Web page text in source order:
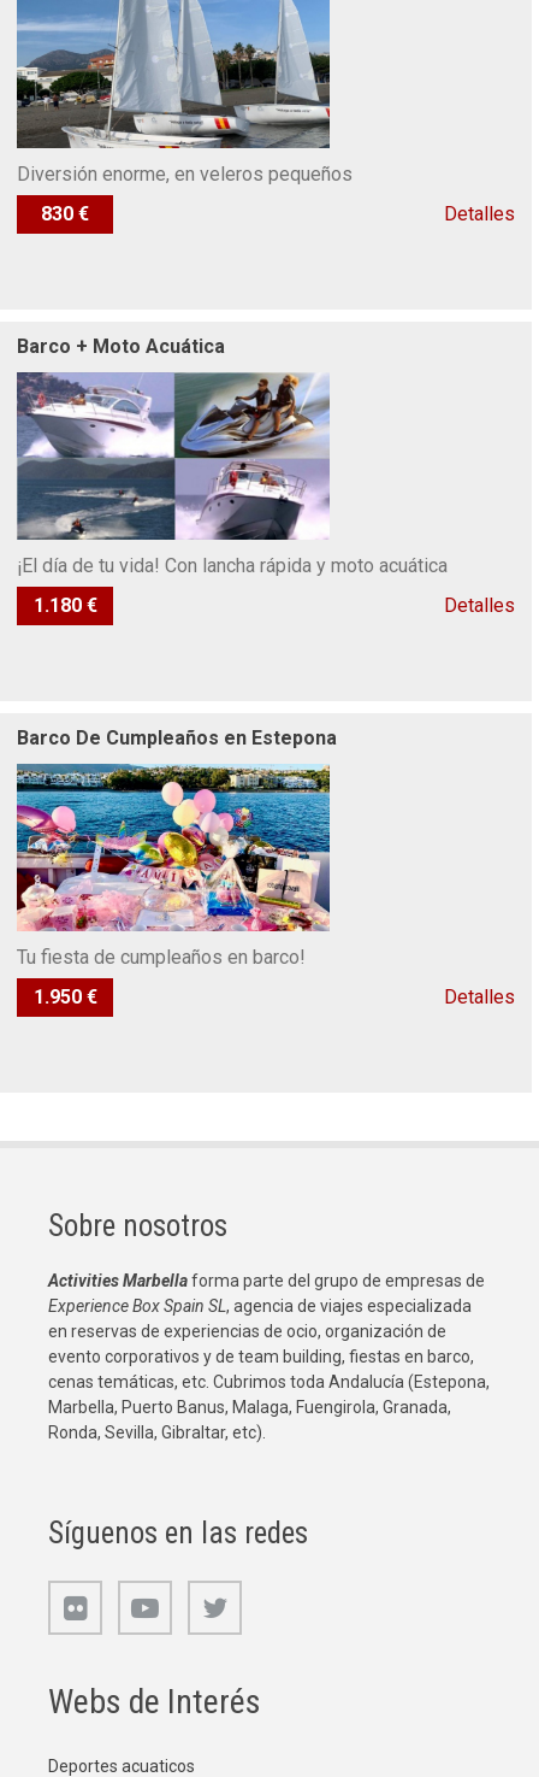
Diversión enorme, en veleros pequeños
830 €
Detalles
Barco + Moto Acuática
¡El día de tu vida! Con lancha rápida y moto acuática
1.180 €
Detalles
Barco De Cumpleaños en Estepona
Tu fiesta de cumpleaños en barco!
1.950 €
Detalles
Sobre nosotros
Activities Marbellaforma parte del grupo de empresas de
Experience Box Spain SL, agencia de viajes especializada
en reservas de experiencias de ocio, organización de
evento corporativos y de team building, fiestas en barco,
cenas temáticas, etc. Cubrimos toda Andalucía (Estepona,
Marbella, Puerto Banus, Malaga, Fuengirola, Granada,
Ronda, Sevilla, Gibraltar, etc).
Síguenos en las redes
Webs de Interés
Deportes acuaticos